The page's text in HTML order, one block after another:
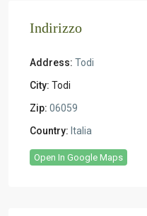
Indirizzo
Address: Todi
City: Todi
Zip: 06059
Country: Italia
Open In Google Maps